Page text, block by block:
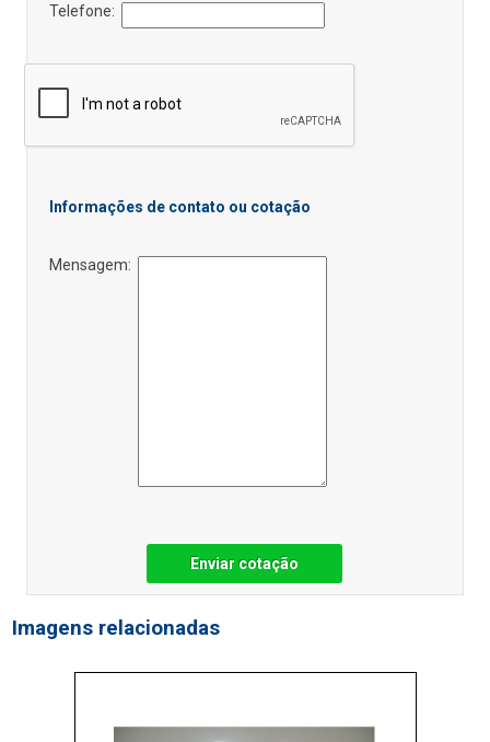
Telefone:
Informações de contato ou cotação
Mensagem:
Enviar cotação
Imagens relacionadas